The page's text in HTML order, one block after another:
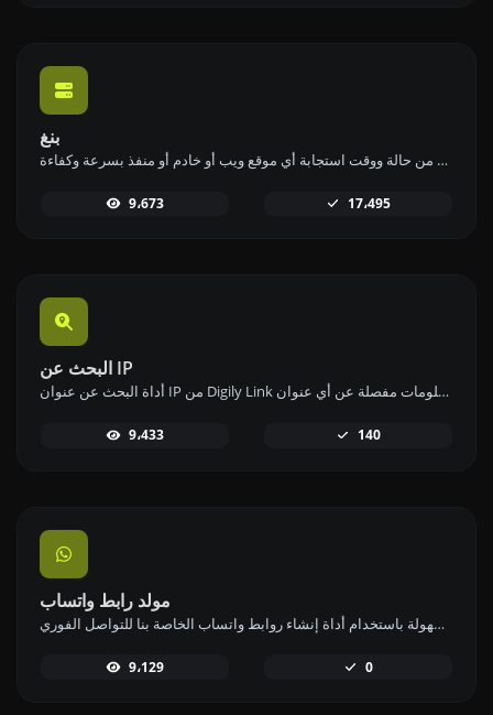
بنغ
استخدم أداة البينج الخاصة بنا للتحقق من حالة ووقت استجابة أي موقع ويب أو خادم أو منفذ بسرعة وكفاءة.
9،673 17،495
البحث عن IP
أداة البحث عن عنوان IP من Digily Link توفر معلومات مفصلة عن أي عنوان IP. استخدم هذه الخدمة المجانية عبر الإنترنت للحصول على بيانات شاملة عن IP.
9،433 140
مولد رابط واتساب
قم بإنشاء روابط واتساب بسهولة باستخدام أداة إنشاء روابط واتساب الخاصة بنا للتواصل الفوري.
9،129 0